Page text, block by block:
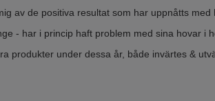
av de positiva resultat som har uppnåtts med
- har i princip haft problem med sina hovar i
produkter under dessa år, både invärtes &